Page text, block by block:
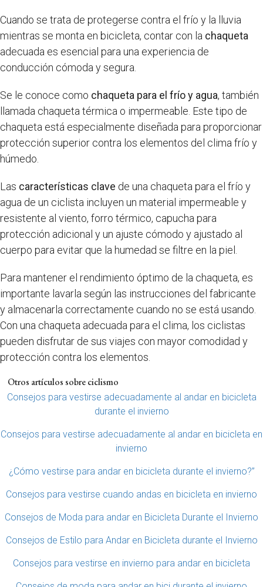
Cuando se trata de protegerse contra el frío y la lluvia
mientras se monta en bicicleta, contar con la chaqueta
adecuada es esencial para una experiencia de
conducción cómoda y segura.
Se le conoce como chaqueta para el frío y agua, también
llamada chaqueta térmica o impermeable. Este tipo de
chaqueta está especialmente diseñada para proporcionar
protección superior contra los elementos del clima frío y
húmedo.
Las características clave de una chaqueta para el frío y
agua de un ciclista incluyen un material impermeable y
resistente al viento, forro térmico, capucha para
protección adicional y un ajuste cómodo y ajustado al
cuerpo para evitar que la humedad se filtre en la piel.
Para mantener el rendimiento óptimo de la chaqueta, es
importante lavarla según las instrucciones del fabricante
y almacenarla correctamente cuando no se está usando.
Con una chaqueta adecuada para el clima, los ciclistas
pueden disfrutar de sus viajes con mayor comodidad y
protección contra los elementos.
Otros artículos sobre ciclismo
Consejos para vestirse adecuadamente al andar en bicicleta
durante el invierno
Consejos para vestirse adecuadamente al andar en bicicleta en
invierno
¿Cómo vestirse para andar en bicicleta durante el invierno?”
Consejos para vestirse cuando andas en bicicleta en invierno
Consejos de Moda para andar en Bicicleta Durante el Invierno
Consejos de Estilo para Andar en Bicicleta durante el Invierno
Consejos para vestirse en invierno para andar en bicicleta